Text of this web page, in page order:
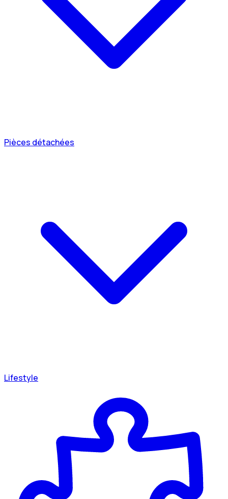
Pièces détachées
Lifestyle